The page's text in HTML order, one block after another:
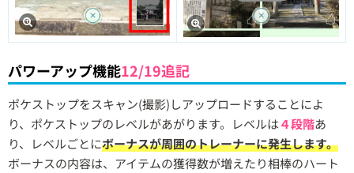
パワーアップ機能12/19追記
ポケストップをスキャン(撮影)しアップロードすることによ
り、ポケストップのレベルがあがります。レベルは４段階あ
り、レベルごとにボーナスが周囲のトレーナーに発生します。
ボーナスの内容は、アイテムの獲得数が増えたり相棒のハート